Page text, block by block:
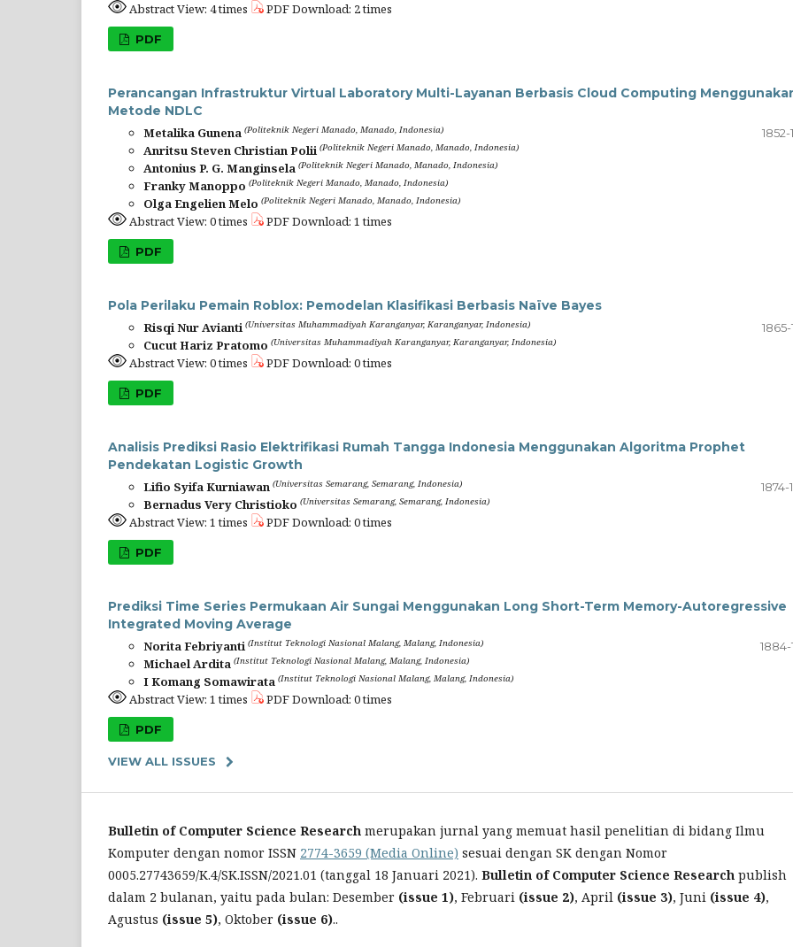
Abstract View: 4 times PDF Download: 2 times
PDF
Perancangan Infrastruktur Virtual Laboratory Multi-Layanan Berbasis Cloud Computing
Metode NDLC
Metalika Gunena (Politeknik Negeri Manado, Manado, Indonesia)
Anritsu Steven Christian Polii (Politeknik Negeri Manado, Manado, Indonesia)
Antonius P. G. Manginsela (Politeknik Negeri Manado, Manado, Indonesia)
Franky Manoppo (Politeknik Negeri Manado, Manado, Indonesia)
Olga Engelien Melo (Politeknik Negeri Manado, Manado, Indonesia)
Abstract View: 0 times PDF Download: 1 times
PDF
Pola Perilaku Pemain Roblox: Pemodelan Klasifikasi Berbasis Naïve Bayes
Risqi Nur Avianti (Universitas Muhammadiyah Karanganyar, Karanganyar, Indonesia)
Cucut Hariz Pratomo (Universitas Muhammadiyah Karanganyar, Karanganyar, Indonesia)
Abstract View: 0 times PDF Download: 0 times
1865-
PDF
Analisis Prediksi Rasio Elektrifikasi Rumah Tangga Indonesia Menggunakan Algoritma Prophet
Pendekatan Logistic Growth
Lifio Syifa Kurniawan (Universitas Semarang, Semarang, Indonesia)
Bernadus Very Christioko (Universitas Semarang, Semarang, Indonesia)
Abstract View: 1 times PDF Download: 0 times
1874-
PDF
Prediksi Time Series Permukaan Air Sungai Menggunakan Long Short-Term Memory-Autoregressive
Integrated Moving Average
Norita Febriyanti (Institut Teknologi Nasional Malang, Malang, Indonesia)
Michael Ardita (Institut Teknologi Nasional Malang, Malang, Indonesia)
I Komang Somawirata (Institut Teknologi Nasional Malang, Malang, Indonesia)
Abstract View: 1 times PDF Download: 0 times
1884-
PDF
VIEW ALL ISSUES
Bulletin of Computer Science Research merupakan jurnal yang memuat hasil penelitian di bidang Ilmu
Komputer dengan nomor ISSN 2774-3659 (Media Online) sesuai dengan SK dengan Nomor
0005.27743659/K.4/SK.ISSN/2021.01 (tanggal 18 Januari 2021). Bulletin of Computer Science Research publish
dalam 2 bulanan, yaitu pada bulan: Desember (issue 1), Februari (issue 2), April (issue 3), Juni (issue 4),
Agustus (issue 5), Oktober (issue 6)..